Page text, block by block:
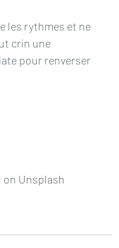
les rythmes et ne
crin une
pour renverser
on Unsplash